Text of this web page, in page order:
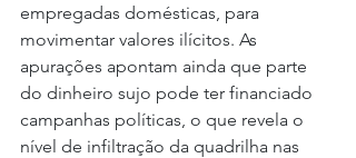
empregadas domésticas, para
movimentar valores ilícitos. As
apurações apontam ainda que parte
do dinheiro sujo pode ter financiado
campanhas políticas, o que revela o
nível de infiltração da quadrilha nas